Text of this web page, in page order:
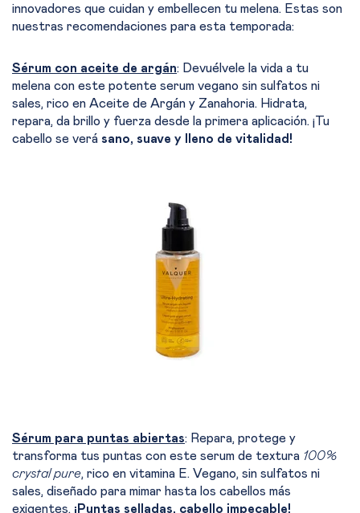
innovadores que cuidan y embellecen tu melena. Estas son
nuestras recomendaciones para esta temporada:
Sérum con aceite de argán: Devuélvele la vida a tu
melena con este potente serum vegano sin sulfatos ni
sales, rico en Aceite de Argán y Zanahoria. Hidrata,
repara, da brillo y fuerza desde la primera aplicación. ¡Tu
cabello se verá sano, suave y lleno de vitalidad!
Sérum para puntas abiertas: Repara, protege y
transforma tus puntas con este serum de textura 100%
crystal pure, rico en vitamina E. Vegano, sin sulfatos ni
sales, diseñado para mimar hasta los cabellos más
exigentes. ¡Puntas selladas, cabello impecable!